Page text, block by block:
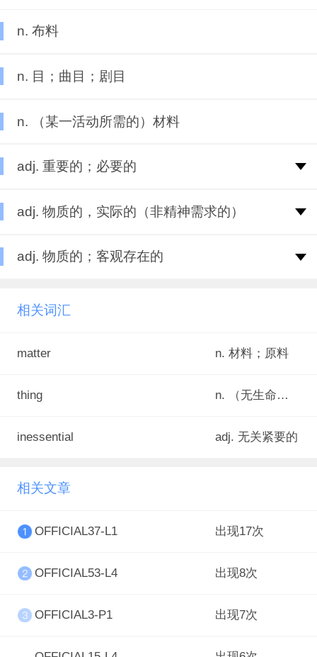
n. 布料
n. 目；曲目；剧目
n. （某一活动所需的）材料
adj. 重要的；必要的
adj. 物质的，实际的（非精神需求的）
adj. 物质的；客观存在的
相关词汇
matter n. 材料；原料
thing n. （无生命的）东西，物体，物品
inessential adj. 无关紧要的
相关文章
OFFICIAL37-L1 出现17次
OFFICIAL53-L4 出现8次
OFFICIAL3-P1 出现7次